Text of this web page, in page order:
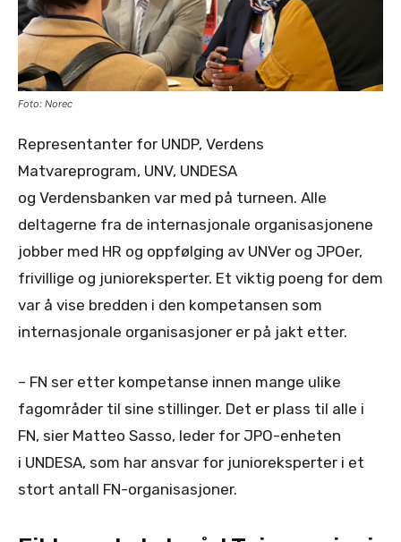
Foto: Norec
Representanter for UNDP, Verdens
Matvareprogram, UNV, UNDESA
og Verdensbanken var med på turneen. Alle
deltagerne fra de internasjonale organisasjonene
jobber med HR og oppfølging av UNVer og JPOer,
frivillige og junioreksperter. Et viktig poeng for dem
var å vise bredden i den kompetansen som
internasjonale organisasjoner er på jakt etter.
– FN ser etter kompetanse innen mange ulike
fagområder til sine stillinger. Det er plass til alle i
FN, sier Matteo Sasso, leder for JPO-enheten
i UNDESA, som har ansvar for junioreksperter i et
stort antall FN-organisasjoner.